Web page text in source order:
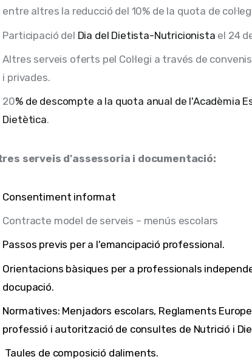
entre altres la reducció del 10% de la quota de
Participació del Dia del Dietista-Nutricionista el 24
Altres serveis oferts pel Col·legi a través de
i privades.
20% de descompte a la quota anual de l'Acadèmia
Dietètica.
serveis d'assessoria i documentació:
Consentiment informat
Contracte model de serveis – menús escolars
Passos previs per a l'emancipació professional.
Orientacions bàsiques per a professionals
docupació.
Normatives: Menjadors escolars, Reglaments
professió i autorització de consultes de Nutrició i
Taules de composició daliments.